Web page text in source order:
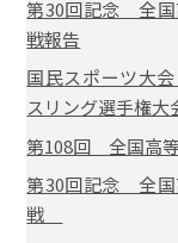
第30回記念 全
戦報告
国民スポーツ大
スリング選手権
第108回 全国高
第30回記念 全
戦